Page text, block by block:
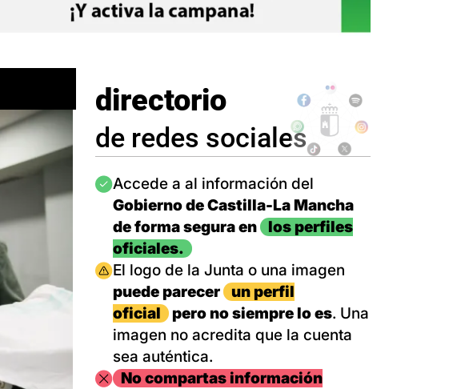
directorio
de redes sociales
Imagen
Accede a al información del
Gobierno de Castilla-La Mancha
de forma segura en
los perfiles
oficiales.
Imagen
El logo de la Junta o una imagen
puede parecer
un perfil
oficial
pero no siempre lo es. Una
imagen no acredita que la cuenta
sea auténtica.
ImagenNo compartas información